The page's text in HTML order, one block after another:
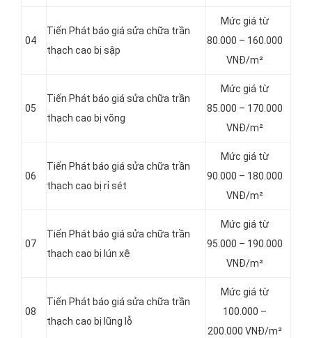
04
Tiến Phát báo giá sửa chữa trần
thạch cao bị sập
Mức giá từ
80.000 – 160.000
VNĐ/m²
05
Tiến Phát báo giá sửa chữa trần
thạch cao bị võng
Mức giá từ
85.000 – 170.000
VNĐ/m²
06
Tiến Phát báo giá sửa chữa trần
thạch cao bị rỉ sét
Mức giá từ
90.000 – 180.000
VNĐ/m²
07
Tiến Phát báo giá sửa chữa trần
thạch cao bị lún xệ
Mức giá từ
95.000 – 190.000
VNĐ/m²
08
Tiến Phát báo giá sửa chữa trần
thạch cao bị lũng lỗ
Mức giá từ
100.000 –
200.000 VNĐ/m²